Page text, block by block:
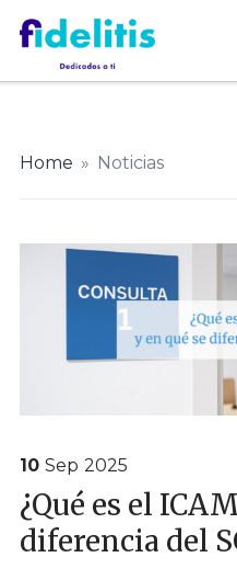
Home » Noticias
10 Sep 2025
¿Qué es el
diferencia del